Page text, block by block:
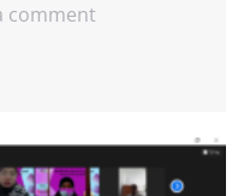
comment